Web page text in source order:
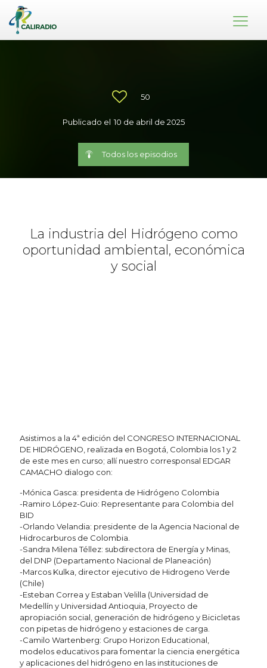
50
Publicado el 10 de abril de 2025
Todos los episodios
La industria del Hidrógeno como
oportunidad ambiental, económica
y social
Asistimos a la 4ª edición del CONGRESO INTERNACIONAL
DE HIDRÓGENO, realizada en Bogotá, Colombia los 1 y 2
de este mes en curso; allí nuestro corresponsal EDGAR
CAMACHO dialogo con:
-Mónica Gasca: presidenta de Hidrógeno Colombia
-Ramiro López-Guio: Representante para Colombia del
BID
-Orlando Velandia: presidente de la Agencia Nacional de
Hidrocarburos de Colombia.
-Sandra Milena Téllez: subdirectora de Energía y Minas,
del DNP (Departamento Nacional de Planeación)
-Marcos Kulka, director ejecutivo de Hidrogeno Verde
(Chile)
-Esteban Correa y Estaban Velilla (Universidad de
Medellín y Universidad Antioquia, Proyecto de
apropiación social, generación de hidrógeno y Bicicletas
con pipetas de hidrógeno y estaciones de carga.
-Camilo Wartenberg: Grupo Horizon Educational,
modelos educativos para fomentar la ciencia energética
y aplicaciones del hidrógeno en las instituciones de